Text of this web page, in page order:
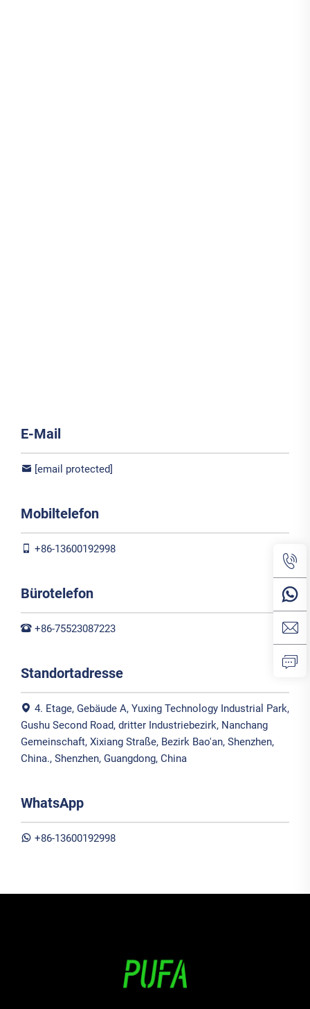
E-Mail
[email protected]
Mobiltelefon
+86-13600192998
Bürotelefon
+86-75523087223
Standortadresse
4. Etage, Gebäude A, Yuxing Technology Industrial Park,
Gushu Second Road, dritter Industriebezirk, Nanchang
Gemeinschaft, Xixiang Straße, Bezirk Bao'an, Shenzhen,
China., Shenzhen, Guangdong, China
WhatsApp
+86-13600192998